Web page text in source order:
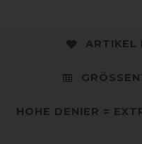
ARTIKEL
HOHE DENIER =